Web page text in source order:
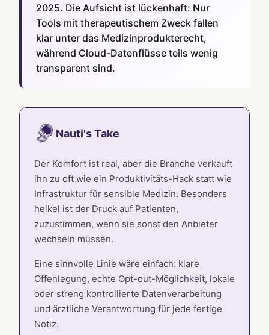
2025. Die Aufsicht ist lückenhaft: Nur
Tools mit therapeutischem Zweck fallen
klar unter das Medizinprodukterecht,
während Cloud-Datenflüsse teils wenig
transparent sind.
Nauti's Take
Der Komfort ist real, aber die Branche verkauft
ihn zu oft wie ein Produktivitäts-Hack statt wie
Infrastruktur für sensible Medizin. Besonders
heikel ist der Druck auf Patienten,
zuzustimmen, wenn sie sonst den Anbieter
wechseln müssen.
Eine sinnvolle Linie wäre einfach: klare
Offenlegung, echte Opt-out-Möglichkeit, lokale
oder streng kontrollierte Datenverarbeitung
und ärztliche Verantwortung für jede fertige
Notiz.